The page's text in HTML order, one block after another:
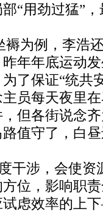
“用劲过猛”
褥为例，李浩
年年底运动
了保证“统共
员每天夜里
但各街说念
值守了，白
干涉，会使资
位，影响职
试虑效率的上